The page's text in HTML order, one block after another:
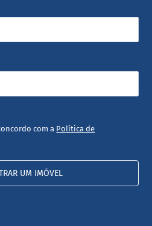
com a Política de
UM IMÓVEL